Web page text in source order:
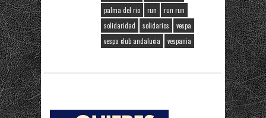
palma del rio
run
run run
solidaridad
solidarios
vespa
vespa club andalucia
vespania